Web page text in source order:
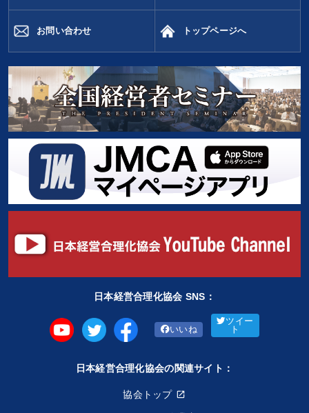
お問い合わせ トップページへ
日本経営合理化協会 SNS：
いいね
ツイー
ト
日本経営合理化協会の関連サイト：
協会トップ